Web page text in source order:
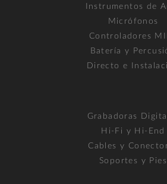
Instrumentos de
Micrófonos
Controladores
Batería y
Directo e
Grabadoras
Hi-Fi y Hi-End
Cables y
Soportes y Pies